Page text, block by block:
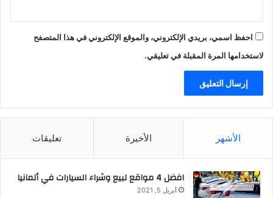
احفظ اسمي، بريدي الإلكتروني، والموقع الإلكتروني في هذا المتصفح
لاستخدامها المرة المقبلة في تعليقي.
الأشهر الأخيرة تعليقات
افضل 4 مواقع لبيع وشراء السيارات في ألمانيا
أبريل 5, 2021